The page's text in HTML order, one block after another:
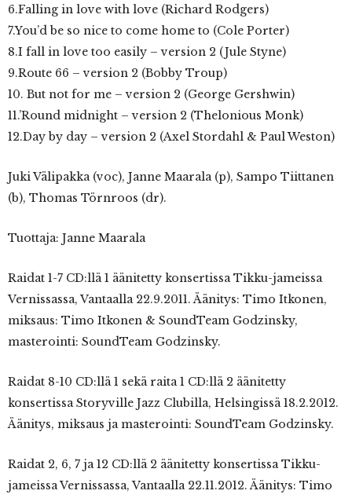
6.Falling in love with love (Richard Rodgers)
7.You’d be so nice to come home to (Cole Porter)
8.I fall in love too easily – version 2 (Jule Styne)
9.Route 66 – version 2 (Bobby Troup)
10. But not for me – version 2 (George Gershwin)
11.’Round midnight – version 2 (Thelonious Monk)
12.Day by day – version 2 (Axel Stordahl & Paul Weston)
Juki Välipakka (voc), Janne Maarala (p), Sampo Tiittanen
(b), Thomas Törnroos (dr).
Tuottaja: Janne Maarala
Raidat 1-7 CD:llä 1 äänitetty konsertissa Tikku-jameissa
Vernissassa, Vantaalla 22.9.2011. Äänitys: Timo Itkonen,
miksaus: Timo Itkonen & SoundTeam Godzinsky,
masterointi: SoundTeam Godzinsky.
Raidat 8-10 CD:llä 1 sekä raita 1 CD:llä 2 äänitetty
konsertissa Storyville Jazz Clubilla, Helsingissä 18.2.2012.
Äänitys, miksaus ja masterointi: SoundTeam Godzinsky.
Raidat 2, 6, 7 ja 12 CD:llä 2 äänitetty konsertissa Tikku-
jameissa Vernissassa, Vantaalla 22.11.2012. Äänitys: Timo